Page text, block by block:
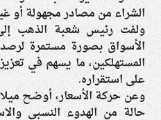
الشراء من مصادر مجهولة أو
ولفت رئيس شعبة الذهب إلى
الأسواق بصورة مستمرة
المستهلكين، ما يسهم في
على استقراره.
وعن حركة الأسعار، أوضح
حالة من الهدوء النسبي